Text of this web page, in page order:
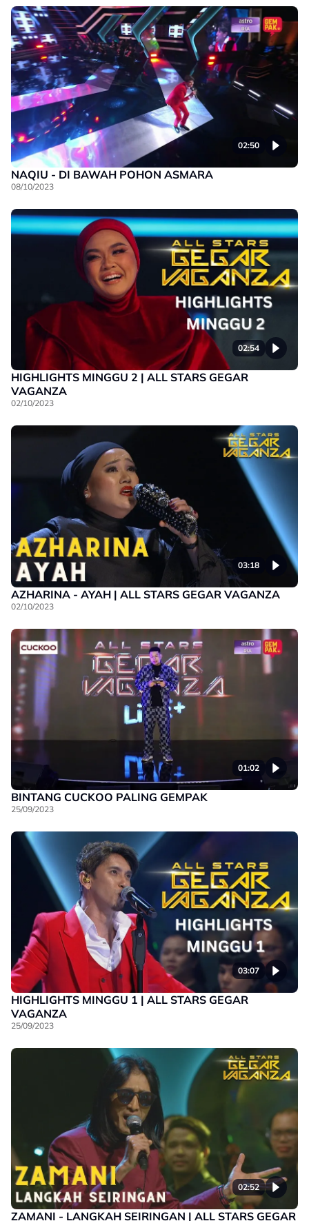
02:50
NAQIU - DI BAWAH POHON ASMARA
08/10/2023
02:54
HIGHLIGHTS MINGGU 2 | ALL STARS GEGAR
VAGANZA
02/10/2023
03:18
AZHARINA - AYAH | ALL STARS GEGAR VAGANZA
02/10/2023
01:02
BINTANG CUCKOO PALING GEMPAK
25/09/2023
03:07
HIGHLIGHTS MINGGU 1 | ALL STARS GEGAR
VAGANZA
25/09/2023
02:52
ZAMANI - LANGKAH SEIRINGAN | ALL STARS GEGAR